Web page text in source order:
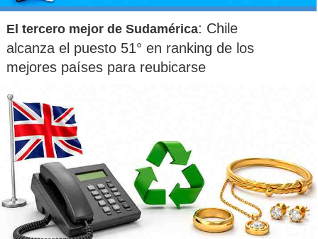
El tercero mejor de Sudamérica: Chile
alcanza el puesto 51° en ranking de los
mejores países para reubicarse